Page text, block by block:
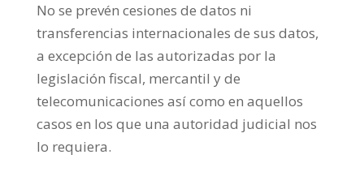
No se prevén cesiones de datos ni
transferencias internacionales de sus datos,
a excepción de las autorizadas por la
legislación fiscal, mercantil y de
telecomunicaciones así como en aquellos
casos en los que una autoridad judicial nos
lo requiera.